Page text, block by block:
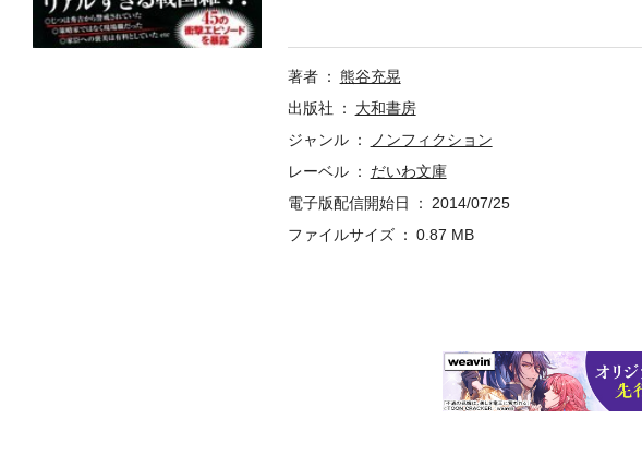
なく、そもそも「軍師」でもなかった……官兵衛
著者
熊谷充晃
出版社
大和書房
ジャンル
ノンフィクション
レーベル
だいわ文庫
電子版配信開始日
2014/07/25
ファイルサイズ
0.87 MB